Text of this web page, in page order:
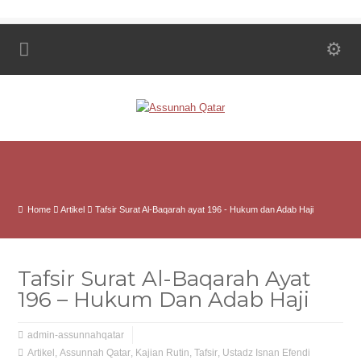
Home Artikel Tafsir Surat Al-Baqarah ayat 196 - Hukum dan Adab Haji
Tafsir Surat Al-Baqarah Ayat
196 – Hukum Dan Adab Haji
admin-assunnahqatar
Artikel ,Assunnah Qatar, Kajian Rutin,Tafsir, Ustadz Isnan Efendi